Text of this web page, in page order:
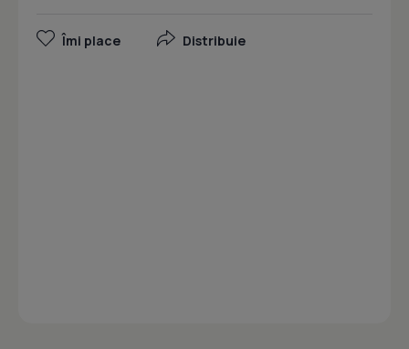
Îmi place Distribuie